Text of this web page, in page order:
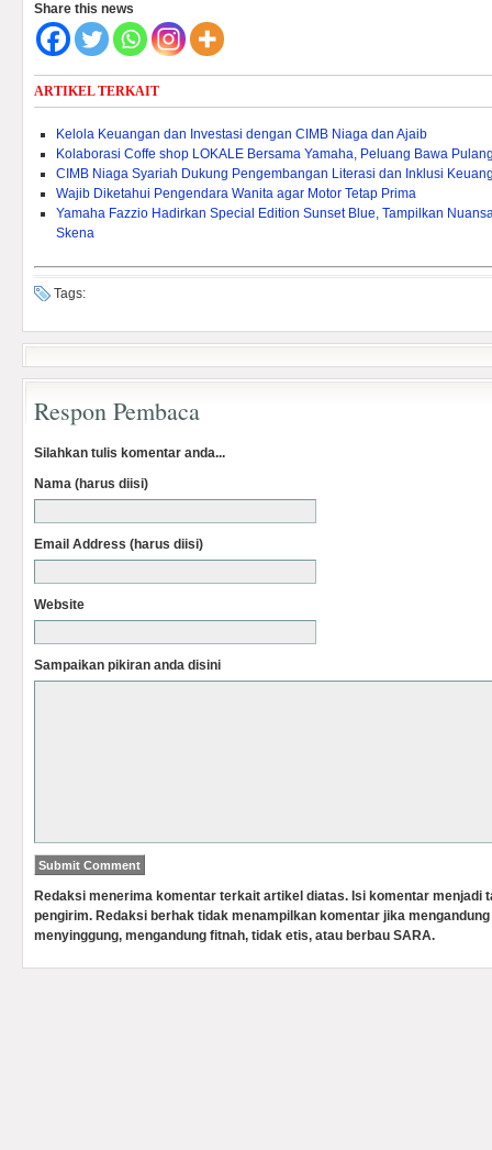
Share this news
ARTIKEL TERKAIT
Kelola Keuangan dan Investasi dengan CIMB Niaga dan Ajaib
Kolaborasi Coffe shop LOKALE Bersama Yamaha, Peluang Bawa
CIMB Niaga Syariah Dukung Pengembangan Literasi dan Inklusi
Wajib Diketahui Pengendara Wanita agar Motor Tetap Prima
Yamaha Fazzio Hadirkan Special Edition Sunset Blue, Tampilkan
Skena
Tags:
Respon Pembaca
Silahkan tulis komentar anda...
Nama (harus diisi)
Email Address (harus diisi)
Website
Sampaikan pikiran anda disini
Redaksi menerima komentar terkait artikel diatas. Isi komentar menjadi
pengirim. Redaksi berhak tidak menampilkan komentar jika
menyinggung, mengandung fitnah, tidak etis, atau berbau SARA.